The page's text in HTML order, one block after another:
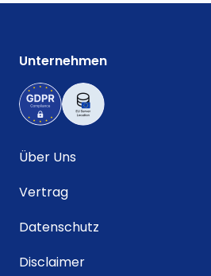
Unternehmen
Über Uns
Vertrag
Datenschutz
Disclaimer